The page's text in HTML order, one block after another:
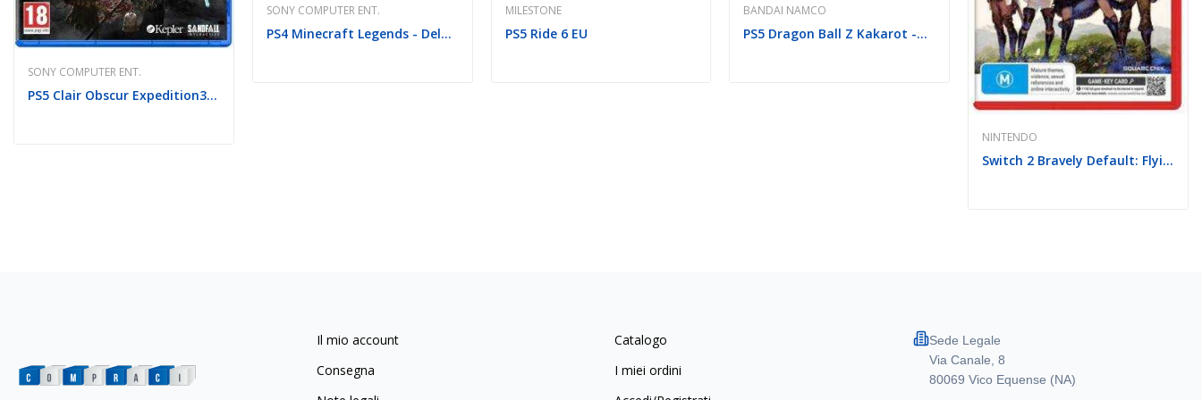
SONY COMPUTER ENT.
PS5 Clair Obscur Expedition33 EU
SONY COMPUTER ENT.
PS4 Minecraft Legends - Deluxe Edition EU
MILESTONE
PS5 Ride 6 EU
BANDAI NAMCO
PS5 Dragon Ball Z Kakarot -Daima Edition EU
NINTENDO
Switch 2 Bravely Default: Flying Fairy HD...
Il mio account
Consegna
Catalogo
I miei ordini
Sede Legale
Via Canale, 8
80069 Vico Equense (NA)